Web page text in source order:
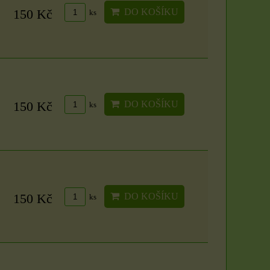
150 Kč ks DO KOŠÍKU
150 Kč ks DO KOŠÍKU
150 Kč ks DO KOŠÍKU
svíček: Zlatý klíč k
hojnosti
a otevřete se proudu
DO KOŠÍKU
Rituál Zlatý klíč k
Máte pocit, že se ve vašem